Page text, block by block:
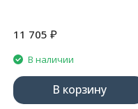
11 705 ₽
В наличии
В корзину